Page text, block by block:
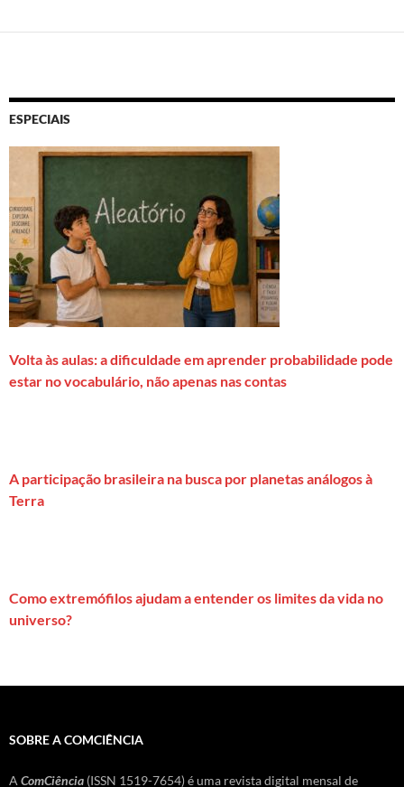
ESPECIAIS
Volta às aulas: a dificuldade em aprender probabilidade pode
estar no vocabulário, não apenas nas contas
A participação brasileira na busca por planetas análogos à
Terra
Como extremófilos ajudam a entender os limites da vida no
universo?
SOBRE A COMCIÊNCIA
A ComCiência (ISSN 1519-7654) é uma revista digital mensal de